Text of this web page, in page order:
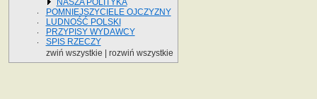
NASZA POLITYKA
POMNIEJSZYCIELE OJCZYZNY
LUDNOŚĆ POLSKI
PRZYPISY WYDAWCY
SPIS RZECZY
zwiń wszystkie | rozwiń wszystkie